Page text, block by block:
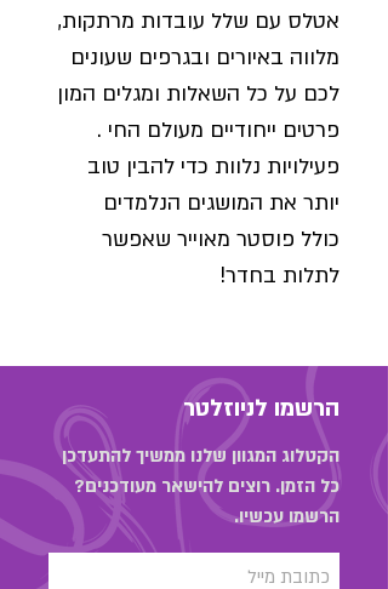
אטלס עם שלל עובדות מרתקות,
מלווה באיורים ובגרפים שעונים
לכם על כל השאלות ומגלים המון
פרטים ייחודיים מעולם החי .
פעילויות נלוות כדי להבין טוב
יותר את המושגים הנלמדים
כולל פוסטר מאוייר שאפשר
לתלות בחדר!
הרשמו לניוזלטר
הקטלוג המגוון שלנו ממשיך להתעדכן
כל הזמן. רוצים להישאר מעודכנים?
הרשמו עכשיו.